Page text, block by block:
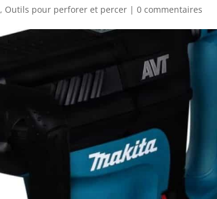
, Outils pour perforer et percer |0 commentaires